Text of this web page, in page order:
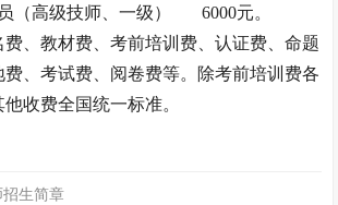
（高级技师、一级） 6000元。
费、教材费、考前培训费、认证费、命题
、考试费、阅卷费等。除考前培训费各
收费全国统一标准。
生简章